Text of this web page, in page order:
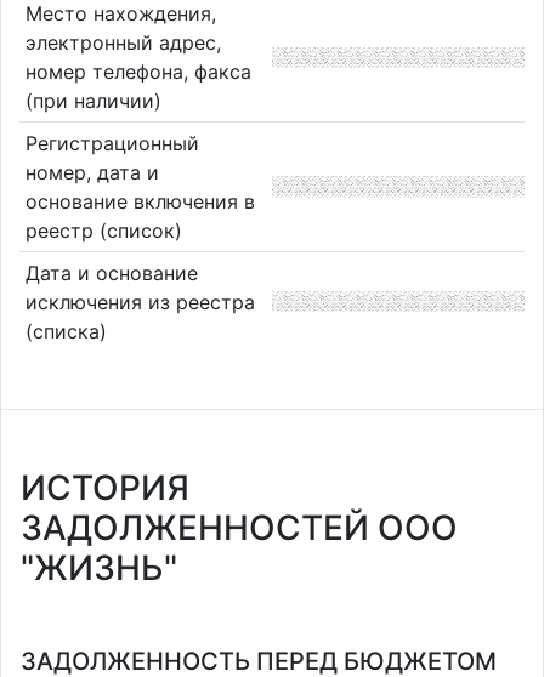
Место нахождения,
электронный адрес,
номер телефона, факса
(при наличии)
Регистрационный
номер, дата и
основание включения в
реестр (список)
Дата и основание
исключения из реестра
(списка)
ИСТОРИЯ
ЗАДОЛЖЕННОСТЕЙ ООО
"ЖИЗНЬ"
ЗАДОЛЖЕННОСТЬ ПЕРЕД БЮДЖЕТОМ